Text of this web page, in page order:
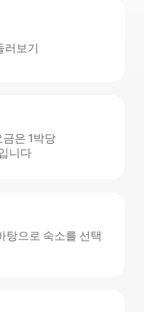
러보기
은 1박당
니다
탕으로 숙소를 선택